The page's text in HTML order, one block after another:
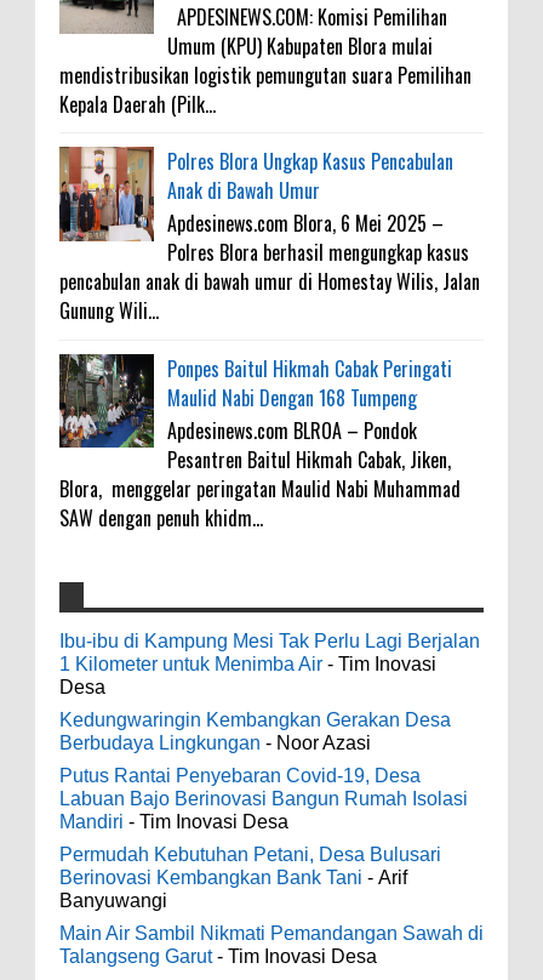
APDESINEWS.COM: Komisi Pemilihan
Umum (KPU) Kabupaten Blora mulai
mendistribusikan logistik pemungutan suara Pemilihan
Kepala Daerah (Pilk...
Polres Blora Ungkap Kasus Pencabulan
Anak di Bawah Umur
Apdesinews.com Blora, 6 Mei 2025 –
Polres Blora berhasil mengungkap kasus
pencabulan anak di bawah umur di Homestay Wilis, Jalan
Gunung Wili...
Ponpes Baitul Hikmah Cabak Peringati
Maulid Nabi Dengan 168 Tumpeng
Apdesinews.com BLROA – Pondok
Pesantren Baitul Hikmah Cabak, Jiken,
Blora, menggelar peringatan Maulid Nabi Muhammad
SAW dengan penuh khidm...
4000 Petani Hutan Blora Bakal Digelontor
Bantuan CSR Jumbo dan Bibit Ternak Gratis
0 8-4-2026
Indonesia Ceria Run Diharapkan Bawa
Dampak Positif Bagi Olah Raga dan
Ekonomi Blora
0 8-2-2026
Dari SILPA 90 Miliar Hingga Masalah Air
Bersih Bupati Blora Beberkan Solusi di
Paripurna DPRD
7-28-2026
galateapacino:
3-6-2022
Men's Black Titanium Wedding Band -
The Ottawa SenatorsThe Men's Black titanium i
phone case Titanium Wedding Band is the
world's first dedicated wedding band how strong
is titanium for Wo...
odenjaea
3-4-2022
Casino - DrmcdCasino is 부산광역 출
장안마 open and excited 고양 출장샵 to welcome
you back 의정부 출장샵 to a 제주도 출장마사지
Ibu-ibu di Kampung Mesi Tak Perlu Lagi Berjalan
1 Kilometer untuk Menimba Air - Tim Inovasi
Desa
Kedungwaringin Kembangkan Gerakan Desa
Berbudaya Lingkungan - Noor Azasi
Putus Rantai Penyebaran Covid-19, Desa
Labuan Bajo Berinovasi Bangun Rumah Isolasi
Mandiri - Tim Inovasi Desa
Permudah Kebutuhan Petani, Desa Bulusari
Berinovasi Kembangkan Bank Tani - Arif
Banyuwangi
Main Air Sambil Nikmati Pemandangan Sawah di
Talangseng Garut- Tim Inovasi Desa